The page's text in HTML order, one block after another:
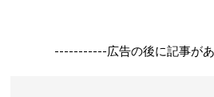
-----------広告の後に記事が